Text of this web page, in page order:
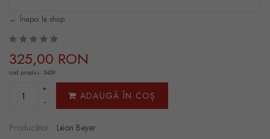
Înapoi la shop
325,00 RON
cod produs: 5459
+
-
ADAUGĂ ÎN COȘ
Producător: Léon Beyer